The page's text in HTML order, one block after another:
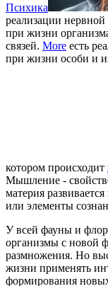
Психика
реализации
при жизни
связей. More есть
при жизни особи и
котором происходит
Мышление -
материя
или элементы
У всей фауны и
организмы с новой
размножения. Но
жизни применять
формирования